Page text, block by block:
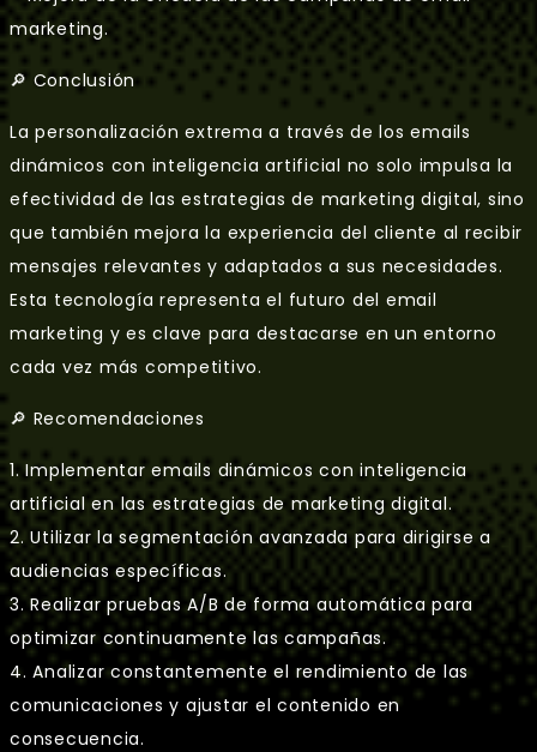
marketing.
🔎 Conclusión
La personalización extrema a través de los emails
dinámicos con inteligencia artificial no solo impulsa la
efectividad de las estrategias de marketing digital, sino
que también mejora la experiencia del cliente al recibir
mensajes relevantes y adaptados a sus necesidades.
Esta tecnología representa el futuro del email
marketing y es clave para destacarse en un entorno
cada vez más competitivo.
🔎 Recomendaciones
1. Implementar emails dinámicos con inteligencia
artificial en las estrategias de marketing digital.
2. Utilizar la segmentación avanzada para dirigirse a
audiencias específicas.
3. Realizar pruebas A/B de forma automática para
optimizar continuamente las campañas.
4. Analizar constantemente el rendimiento de las
comunicaciones y ajustar el contenido en
consecuencia.